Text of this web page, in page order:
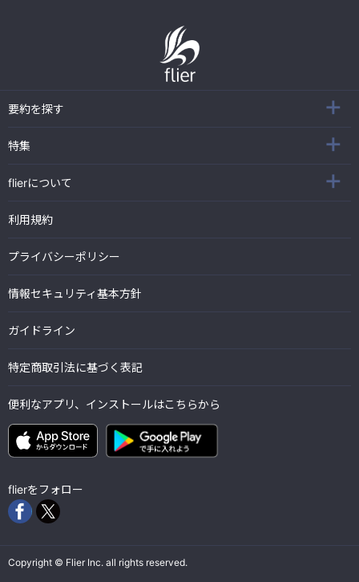
要約を探す
特集
flierについて
利用規約
プライバシーポリシー
情報セキュリティ基本方針
ガイドライン
特定商取引法に基づく表記
便利なアプリ、インストールはこちらから
flierをフォロー
Copyright © Flier Inc. all rights reserved.